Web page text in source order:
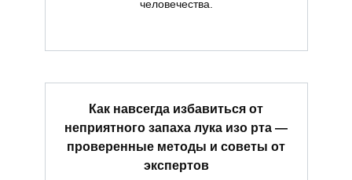
человечества.
Как навсегда избавиться от
неприятного запаха лука изо рта —
проверенные методы и советы от
экспертов